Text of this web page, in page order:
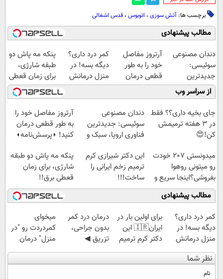
برچسب ها: آتش سوزی ، اتوبوس ، قدس اشغالی
مطالب پیشنهادی
دندان مصنوعی
سوئیسی:
جدیدترین
فناوری اروپا،
سبک و مقاوم |
پرداخت قسطی
آرتروز مفاصل
خود را به طور
قطعی درمان
کنید!
◗پرسش‌نامه◖
کمر درد داری؟
دیگه بسه! در
منزل درمانش
کن
(◀پرسش‌نامه)
پنکه مه پاش دو
طبقه شارژی،
برای زمان قعطی
برق!!
از سراسر وب
جای بخیه داری؟؟ فقط
در 3 هفته ترمیمش
کن!😍
دندان مصنوعی
سوئیسی: جدیدترین
فناوری اروپا، سبک و
قسطی
آرتروز مفاصل خود را
به طور قطعی درمان
کنید! ◗پرسش‌نامه◖
میدونستی 207 خودت
رو میتونی روهوا
بفروشی؟اینجا سریع و
راحت بفروش
این دکتر شیرازی کرم
ترمیم زخم ایرانی را
ساخت!!!
پنکه مه پاش دو طبقه
شارژی، برای زمان
قعطی برق!!
مطالب پیشنهادی
کمر درد داری؟
دیگه بسه! در
منزل درمانش
کن
(◀پرسش‌نامه)
برای اولین بار در
ایران🇮🇷 این
دکتر کرم ترمیم
کننده 23 روزه
ساخت!
درمان درد کمر
بدون جراحی،
تزریق ◀
پرسش‌نامه رو پر
کن ▶
میخوای
کمردردت رو "در
منزل" درمان
کنی؟ (◂فیلم +
◂پرسش‌نامه)
نظر شما
نام